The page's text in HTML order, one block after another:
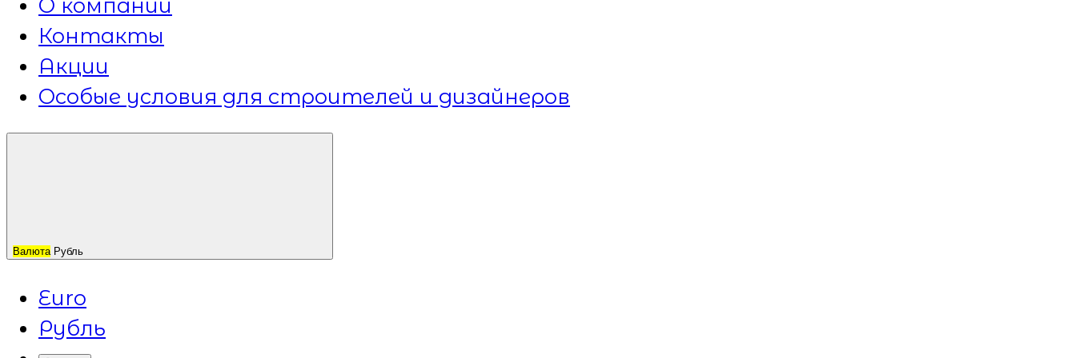
О компании
Контакты
Акции
Особые условия для строителей и дизайнеров
Валюта Рубль
Euro
Рубль